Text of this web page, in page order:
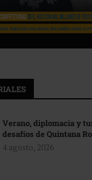
Verano, diplomacia y
desafíos de Quintana
4 agosto, 2026